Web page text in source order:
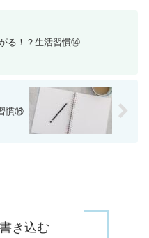
る！？生活習慣⑭
慣⑯
き込む